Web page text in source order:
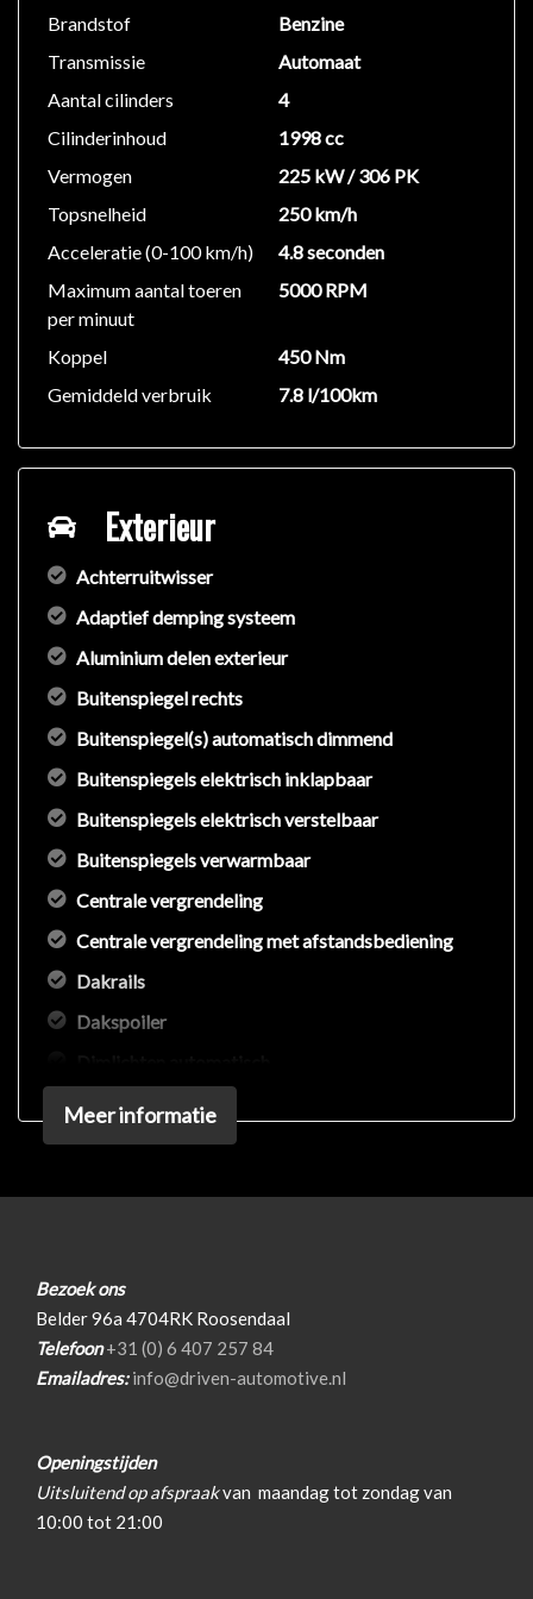
op met de verkoper voor aanvullende vragen.
Brandstof
Benzine
Transmissie
Automaat
Aantal cilinders
4
Cilinderinhoud
1998 cc
Vermogen
225 kW / 306 PK
Topsnelheid
250 km/h
Acceleratie (0-100 km/h)
4.8 seconden
Maximum aantal toeren
per minuut
5000 RPM
Koppel
450 Nm
Gemiddeld verbruik
7.8 l/100km
Exterieur
Achterruitwisser
Adaptief demping systeem
Aluminium delen exterieur
Buitenspiegel rechts
Buitenspiegel(s) automatisch dimmend
Buitenspiegels elektrisch inklapbaar
Buitenspiegels elektrisch verstelbaar
Buitenspiegels verwarmbaar
Centrale vergrendeling
Centrale vergrendeling met afstandsbediening
Dakrails
Dakspoiler
Elektrisch glazen panorama-dak
Extra getint glas achter
Led dagrijverlichting
Led koplampen
Park distance control
Parkeer assistent
Meer informatie
Bezoek ons
Belder 96a 4704RK Roosendaal
Telefoon+31 (0) 6 407 257 84
Emailadres:info@driven-automotive.nl
Openingstijden
Uitsluitend op afspraakvan maandag tot zondag van
10:00 tot 21:00